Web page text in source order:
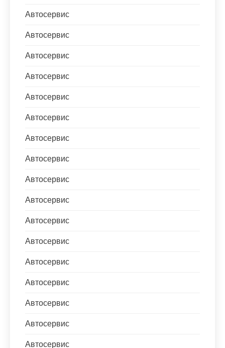
Автосервис
Автосервис
Автосервис
Автосервис
Автосервис
Автосервис
Автосервис
Автосервис
Автосервис
Автосервис
Автосервис
Автосервис
Автосервис
Автосервис
Автосервис
Автосервис
Автосервис